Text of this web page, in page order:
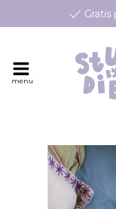
Gratis
geboortekaartjes op
menu